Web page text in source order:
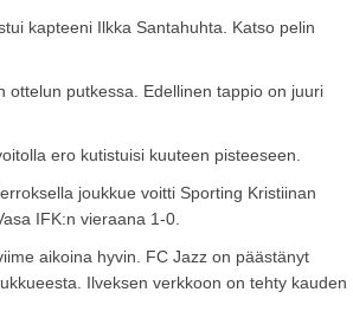
kapteeni Ilkka Santahuhta. Katso pelin
ottelun putkessa. Edellinen tappio on juuri
ero kutistuisi kuuteen pisteeseen.
joukkue voitti Sporting Kristiinan
IFK:n vieraana 1-0.
aikoina hyvin. FC Jazz on päästänyt
Ilveksen verkkoon on tehty kauden